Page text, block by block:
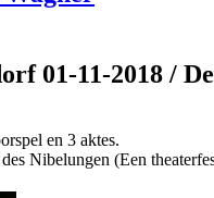
01-11-2018 /
en 3 aktes.
Nibelungen (Een